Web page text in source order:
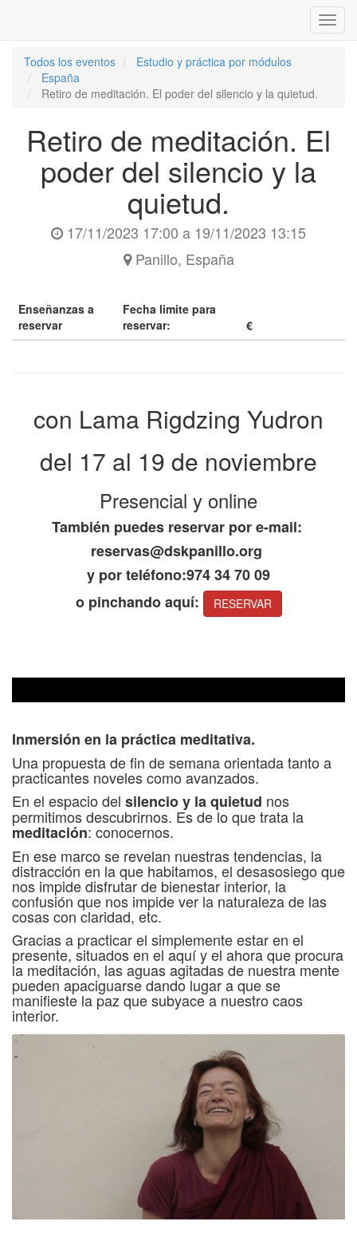
Todos los eventos
Estudio y práctica por módulos
España
Retiro de meditación. El poder del silencio y la quietud.
Retiro de meditación. El
poder del silencio y la
quietud.
17/11/2023 17:00 a 19/11/2023 13:15
Panillo, España
Enseñanzas a
reservar
Fecha limite para
reservar:
€
con Lama Rigdzing Yudron
del 17 al 19 de noviembre
Presencial y online
También puedes reservar por e-mail:
reservas@dskpanillo.org
y por teléfono:974 34 70 09
o pinchando aquí:
RESERVAR
Inmersión en la práctica meditativa.
Una propuesta de fin de semana orientada tanto a
practicantes noveles como avanzados.
En el espacio del silencio y la quietud nos
permitimos descubrirnos. Es de lo que trata la
meditación: conocernos.
En ese marco se revelan nuestras tendencias, la
distracción en la que habitamos, el desasosiego que
nos impide disfrutar de bienestar interior, la
confusión que nos impide ver la naturaleza de las
cosas con claridad, etc.
Gracias a practicar el simplemente estar en el
presente, situados en el aquí y el ahora que procura
la meditación, las aguas agitadas de nuestra mente
pueden apaciguarse dando lugar a que se
manifieste la paz que subyace a nuestro caos
interior.
Desde esta calma mental aflora el poder de la
lucidez amor compasiónque reside en
nuestro interior, dándonos la oportunidad de
establecer una relación amable con nosotros
mismos y, por ende, con nuestro mundo
La meditación es la medicina suprema. Y, “
concentración exhaustiva en un solo punto- dice
Buddha- es la primera instrucción que debemos